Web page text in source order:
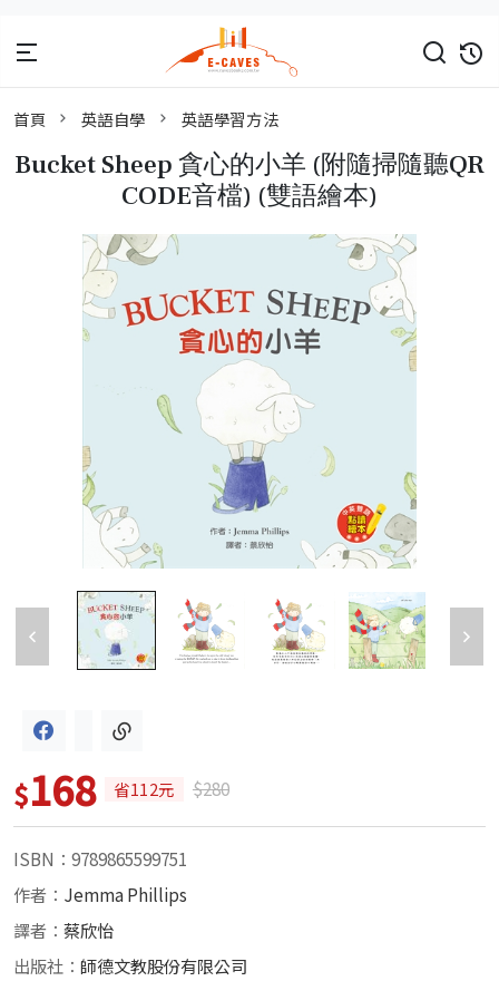
首頁 英語自學 英語學習方法
Bucket Sheep 貪心的小羊 (附隨掃隨聽QR
CODE音檔) (雙語繪本)
$168 省112元 $280
ISBN：9789865599751
作者： Jemma Phillips
譯者： 蔡欣怡
出版社： 師德文教股份有限公司